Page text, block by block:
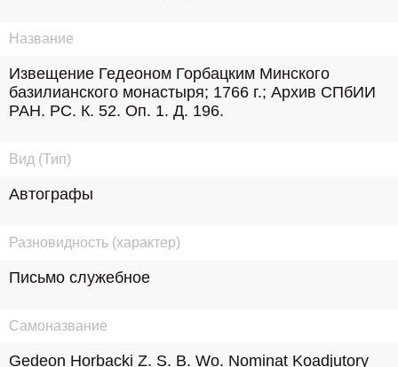
Название
Извещение Гедеоном Горбацким Минского
базилианского монастыря; 1766 г.; Архив СПбИИ
РАН. РС. К. 52. Оп. 1. Д. 196.
Вид (Тип)
Автографы
Разновидность (характер)
Письмо служебное
Самоназвание
Gedeon Horbacki Z. S. B. Wo. Nominat Koadjutory